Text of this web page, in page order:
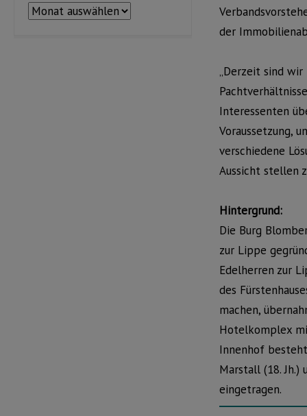
der
„Derzeit sind
Interessenten
Voraussetzung,
verschiedene
Aussicht stellen
Hintergrund:
Die Burg
zur Lippe
Edelherren zur
des
machen,
Hotelkomplex
Innenhof
Marstall (18.
eingetragen.
Archiv